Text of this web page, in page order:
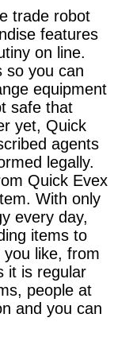
trade robot
features
on line.
so you can
equipment
safe that
yet, Quick
agents
legally.
Quick Evex
With only
every day,
items to
like, from
it is regular
people at
and you can